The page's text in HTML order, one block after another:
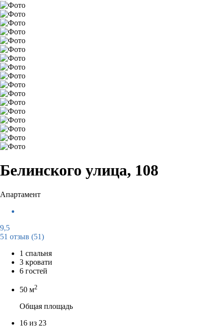
Белинского улица, 108
Апартамент
9,5
51 отзыв (51)
1 спальня
3 кровати
6 гостей
50 м2
Общая площадь
16 из 23